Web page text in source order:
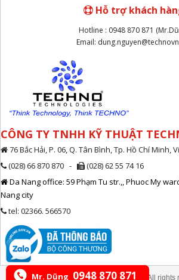
Hỗ trợ khách
Hotline : 0948 870 871
Email:
CÔNG TY TNHH KỸ THUẬT
76 Bắc Hải, P. 06, Q. Tân Bình, Tp. Hồ Chí Minh,
(028) 66 870 870 -
(028) 62 55 74 16
Da Nang office: 59 Phạm Tu str.,, Phuoc My
Nang city
tel: 02366. 566570
© Copyright Technovn.net, All rights
Mr. Dũng 0948 870 871